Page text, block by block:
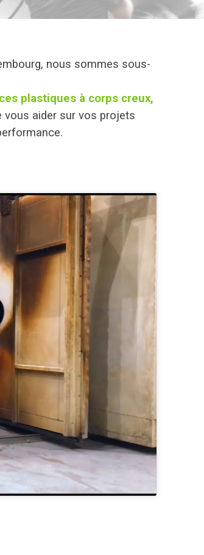
nous sommes sous-
plastiques à corps creux,
vous aider sur vos projets